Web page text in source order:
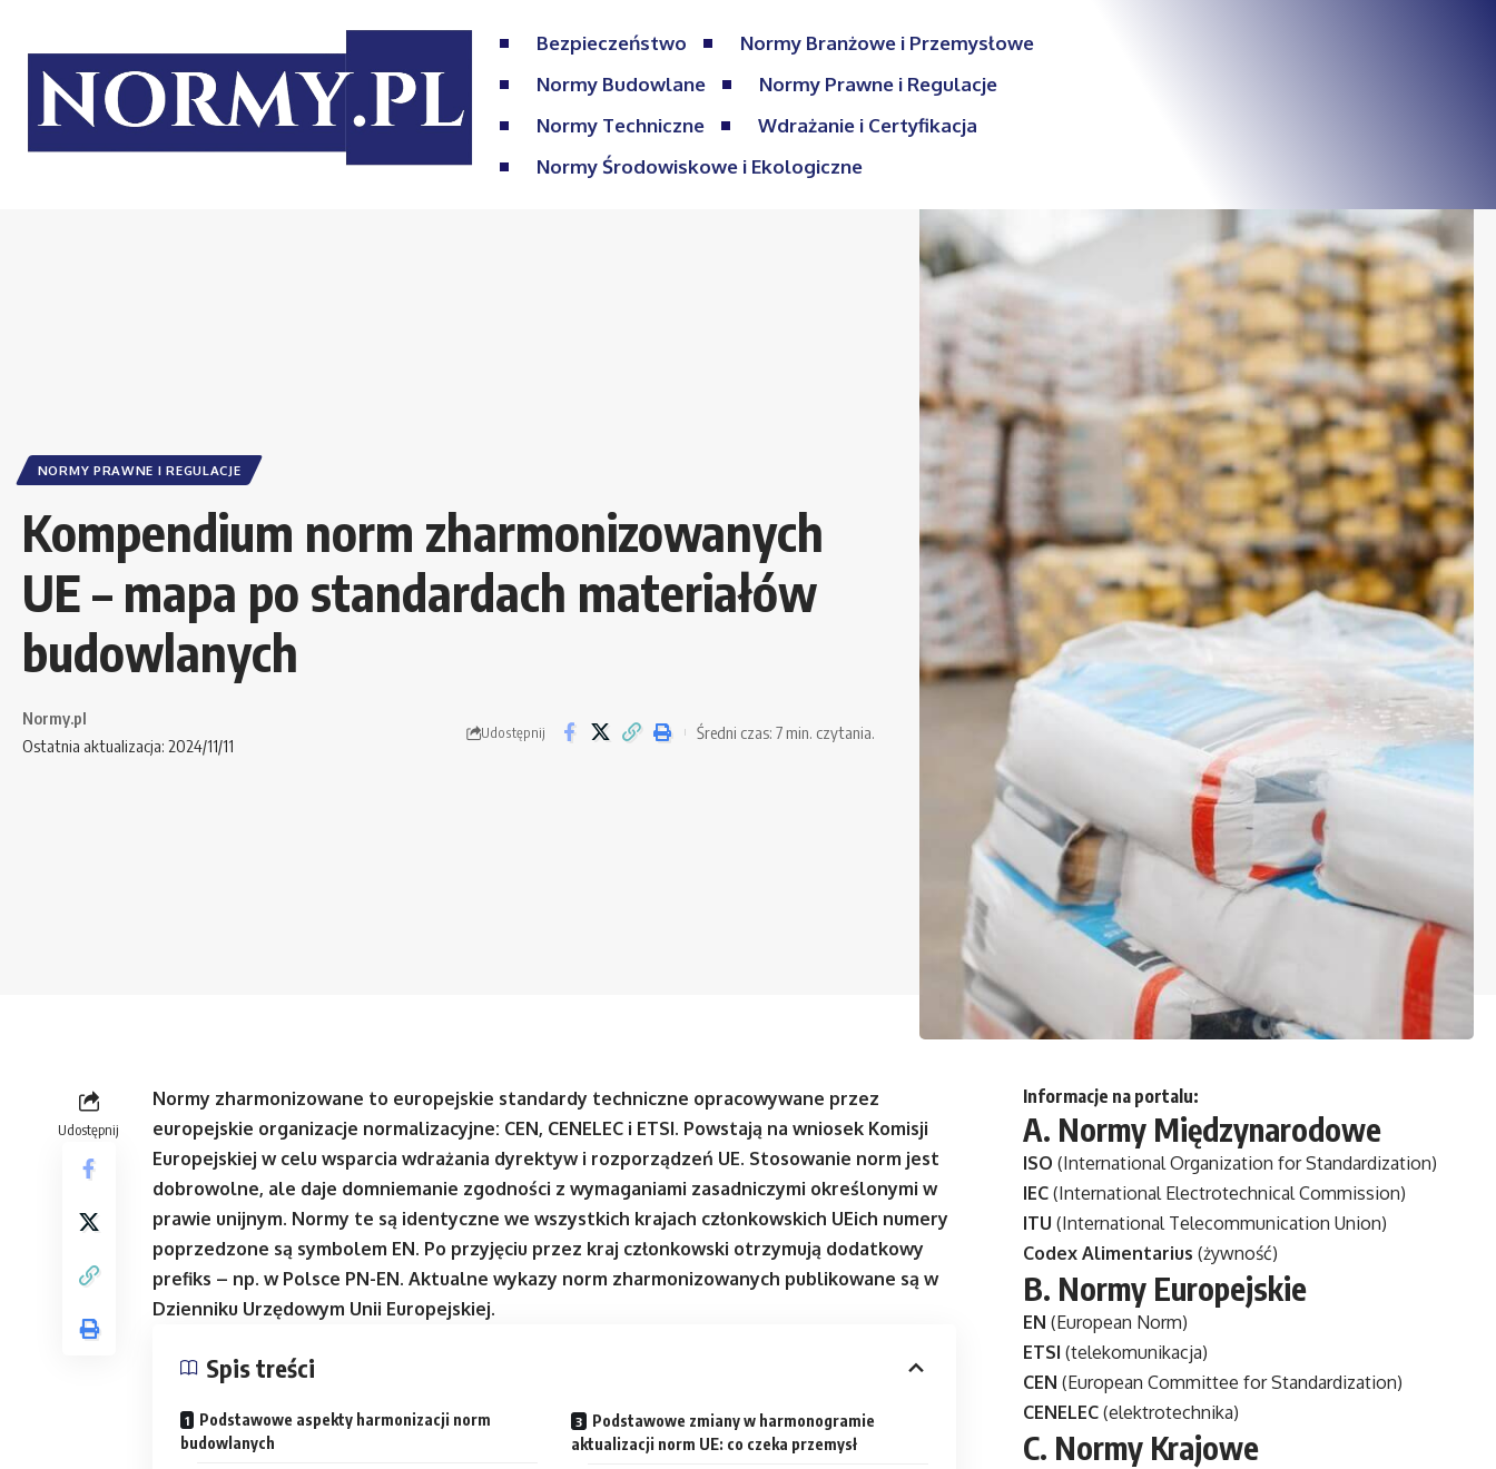
Bezpieczeństwo
Normy Branżowe i Przemysłowe
Normy Budowlane
Normy Prawne i Regulacje
Normy Techniczne
Wdrażanie i Certyfikacja
Normy Środowiskowe i Ekologiczne
NORMY PRAWNE I REGULACJE
Kompendium norm zharmonizowanych
UE – mapa po standardach materiałów
budowlanych
Ostatnia aktualizacja: 2024/11/11
Normy.pl
Udostępnij Średni czas: 7 min. czytania.
Udostępnij
Normy zharmonizowane to europejskie standardy techniczne opracowywane przez
europejskie organizacje normalizacyjne: CEN, CENELEC i ETSI. Powstają na wniosek Komisji
Europejskiej w celu wsparcia wdrażania dyrektyw i rozporządzeń UE. Stosowanie norm jest
dobrowolne, ale daje domniemanie zgodności z wymaganiami zasadniczymi określonymi w
prawie unijnym. Normy te są identyczne we wszystkich krajach członkowskich UEich numery
poprzedzone są symbolem EN. Po przyjęciu przez kraj członkowski otrzymują dodatkowy
prefiks – np. w Polsce PN-EN. Aktualne wykazy norm zharmonizowanych publikowane są w
Dzienniku Urzędowym Unii Europejskiej.
Spis treści
Podstawowe aspekty harmonizacji norm
budowlanych
Podstawowe zmiany w harmonogramie
aktualizacji norm UE: co czeka przemysł
Informacje na portalu:
A. Normy Międzynarodowe
ISO (International Organization for Standardization)
IEC(International Electrotechnical Commission)
ITU (International Telecommunication Union)
Codex Alimentarius (żywność)
B. Normy Europejskie
EN (European Norm)
ETSI (telekomunikacja)
CEN (European Committee for Standardization)
CENELEC(elektrotechnika)
C. Normy Krajowe